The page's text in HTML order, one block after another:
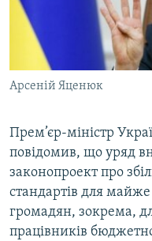
ВІДЕОУРОКИ «ELIFBE»
СВІДЧЕННЯ ОКУПАЦІЇ
УКРАЇНСЬКА ПРОБЛЕМА
ІНФОГРАФІКА
Русский
Qırımtatar
ДОЛУЧАЙСЯ!
Усі сайти RFE/RL
Арсеній Яценюк
Прем’єр-міністр
повідомив, що уряд
законопроект про
стандартів для
громадян, зокрема,
працівників